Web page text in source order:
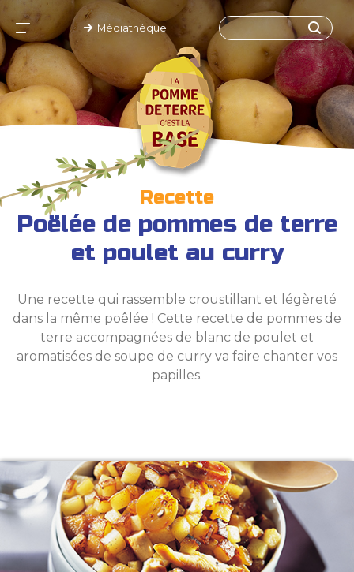
Médiathèque
Recette
Poëlée de pommes de terre
et poulet au curry
Une recette qui rassemble croustillant et légèreté
dans la même poêlée ! Cette recette de pommes de
terre accompagnées de blanc de poulet et
aromatisées de soupe de curry va faire chanter vos
papilles.